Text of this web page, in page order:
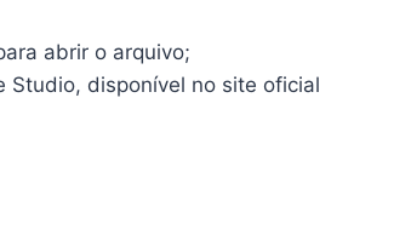
abrir o arquivo;
Studio, disponível no site oficial